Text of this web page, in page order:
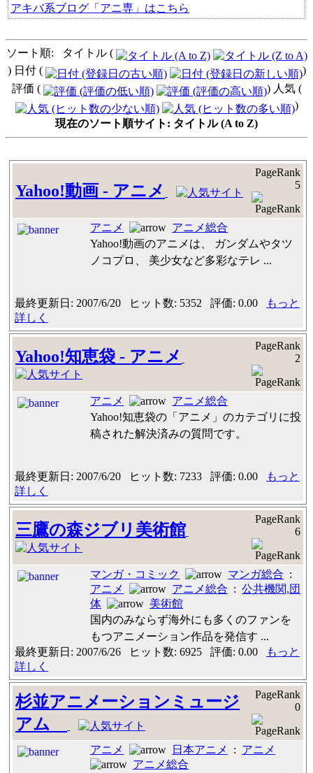
アキバ系ブログ「アニ専」はこちら
ソート順: タイトル (
) 日付 (
)
評価 (
) 人気 (
)
現在のソート順サイト: タイトル (A to Z)
Yahoo!動画 - アニメ
PageRank
5
アニメ
アニメ総合
Yahoo!動画のアニメは、 ガンダムやタツ
ノコプロ、 美少女など多彩なテレ ...
最終更新日: 2007/6/20 ヒット数: 5352 評価: 0.00
もっと
詳しく
Yahoo!知恵袋 - アニメ
PageRank
2
アニメ
アニメ総合
Yahoo!知恵袋の「アニメ」のカテゴリに投
稿された解決済みの質問です。
最終更新日: 2007/6/20 ヒット数: 7233 評価: 0.00
もっと
詳しく
三鷹の森ジブリ美術館
PageRank
6
マンガ・コミック マンガ総合 :
アニメ
アニメ総合 : 公共機関,団
体
美術館
国内のみならず海外にも多くのファンを
もつアニメーション作品を発信す ...
最終更新日: 2007/6/26 ヒット数: 6925 評価: 0.00
もっと
詳しく
杉並アニメーションミュージ
アム
PageRank
0
アニメ 日本アニメ : アニメ
アニメ総合